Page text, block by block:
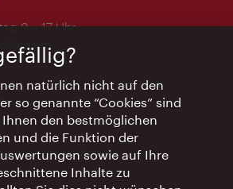
9 – 17 Uhr
rund um die Uhr
natürlich nicht auf den
so genannte “Cookies” sind
den bestmöglichen
und die Funktion der
sowie auf Ihre
Inhalte zu